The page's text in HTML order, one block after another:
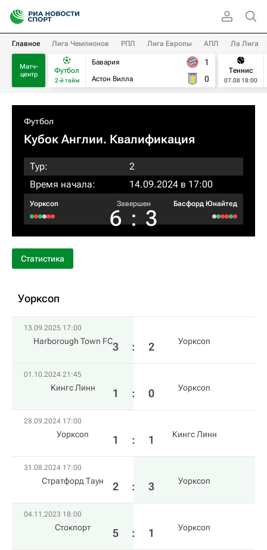
Главное Лига Чемпионов РПЛ Лига Европы АПЛ Ла Лига
Матч-
центр
Футбол
2-й тайм
Бавария
Астон Вилла
1
0
Теннис
07.08 18:00
Футбол
Кубок Англии. Квалификация
Тур:
2
Время начала:
14.09.2024 в 17:00
Уорксоп Завершен
6 : 3
Басфорд Юнайтед
Статистика
Уорксоп
13.09.2025 17:00
Harborough Town FC3 : 2 Уорксоп
01.10.2024 21:45
Кингс Линн 1 : 0 Уорксоп
28.09.2024 17:00
Уорксоп 1 : 1 Кингс Линн
31.08.2024 17:00
Стратфорд Таун 2 : 3 Уорксоп
04.11.2023 18:00
Стокпорт 5 : 1 Уорксоп